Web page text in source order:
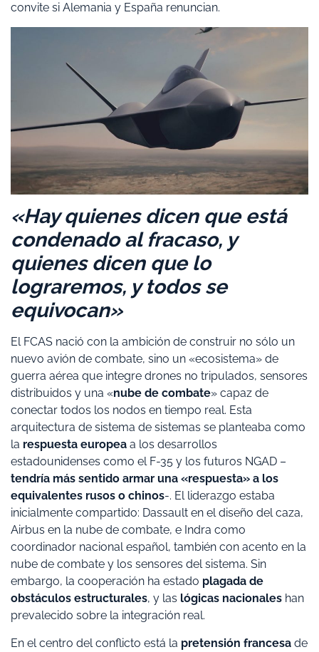
convite si Alemania y España renuncian.
«Hay quienes dicen que está
condenado al fracaso, y
quienes dicen que lo
lograremos, y todos se
equivocan»
El FCAS nació con la ambición de construir no sólo un
nuevo avión de combate, sino un «ecosistema» de
guerra aérea que integre drones no tripulados, sensores
distribuidos y una «nube de combate» capaz de
conectar todos los nodos en tiempo real. Esta
arquitectura de sistema de sistemas se planteaba como
la respuesta europea a los desarrollos
estadounidenses como el F-35 y los futuros NGAD –
tendría más sentido armar una «respuesta» a los
equivalentes rusos o chinos-. El liderazgo estaba
inicialmente compartido: Dassault en el diseño del caza,
Airbus en la nube de combate, e Indra como
coordinador nacional español, también con acento en la
nube de combate y los sensores del sistema. Sin
embargo, la cooperación ha estado plagada de
obstáculos estructurales, y las lógicas nacionales han
prevalecido sobre la integración real.
En el centro del conflicto está la pretensión francesa de